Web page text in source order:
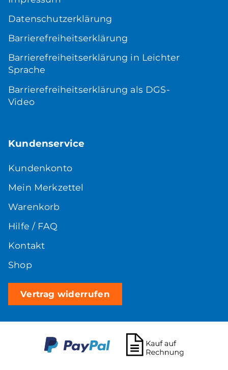
Datenschutzerklärung
Barrierefreiheitserklärung
Barrierefreiheitserklärung in Leichter
Sprache
Barrierefreiheitserklärung als DGS-
Video
Kundenservice
Kundenkonto
Mein Merkzettel
Warenkorb
Hilfe / FAQ
Kontakt
Shop
Vertrag widerrufen